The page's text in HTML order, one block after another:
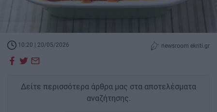
10:20 | 20/05/2026 newsroom ekriti.gr
Δείτε περισσότερα άρθρα μας στα αποτελέσματα
αναζήτησης.